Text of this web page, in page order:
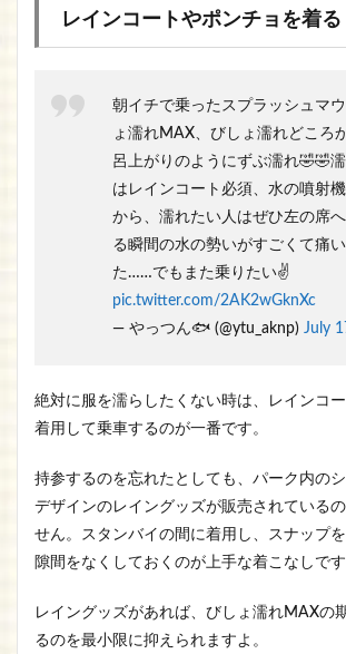
レインコートやポンチョを着る
朝イチで乗ったスプラッシュマ
ょ濡れMAX、びしょ濡れどころ
呂上がりのようにずぶ濡れ🤣🤣
はレインコート必須、水の噴射
から、濡れたい人はぜひ左の席
る瞬間の水の勢いがすごくて痛
た……でもまた乗りたい✌️
pic.twitter.com/2AK2wGknXc
— やっつん🐟 (@ytu_aknp) July
絶対に服を濡らしたくない時は、レインコ
着用して乗車するのが一番です。
持参するのを忘れたとしても、パーク内の
デザインのレイングッズが販売されている
せん。スタンバイの間に着用し、スナップ
隙間をなくしておくのが上手な着こなしです
レイングッズがあれば、びしょ濡れMAXの
るのを最小限に抑えられますよ。